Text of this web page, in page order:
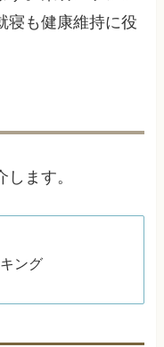
寝も健康維持に役
ます。
ング